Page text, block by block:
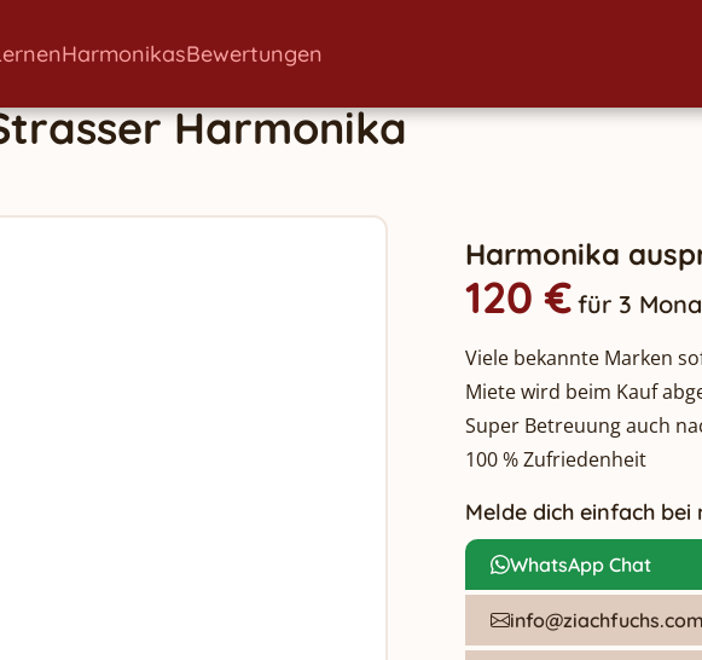
HarmonikasBewertungen
Harmonika
Harmonika
120 € für 3
Viele bekannte Marken
Miete wird beim Kauf
Super Betreuung auch
100 % Zufriedenheit
Melde dich einfach bei
WhatsApp Chat
info@ziachfuchs.com